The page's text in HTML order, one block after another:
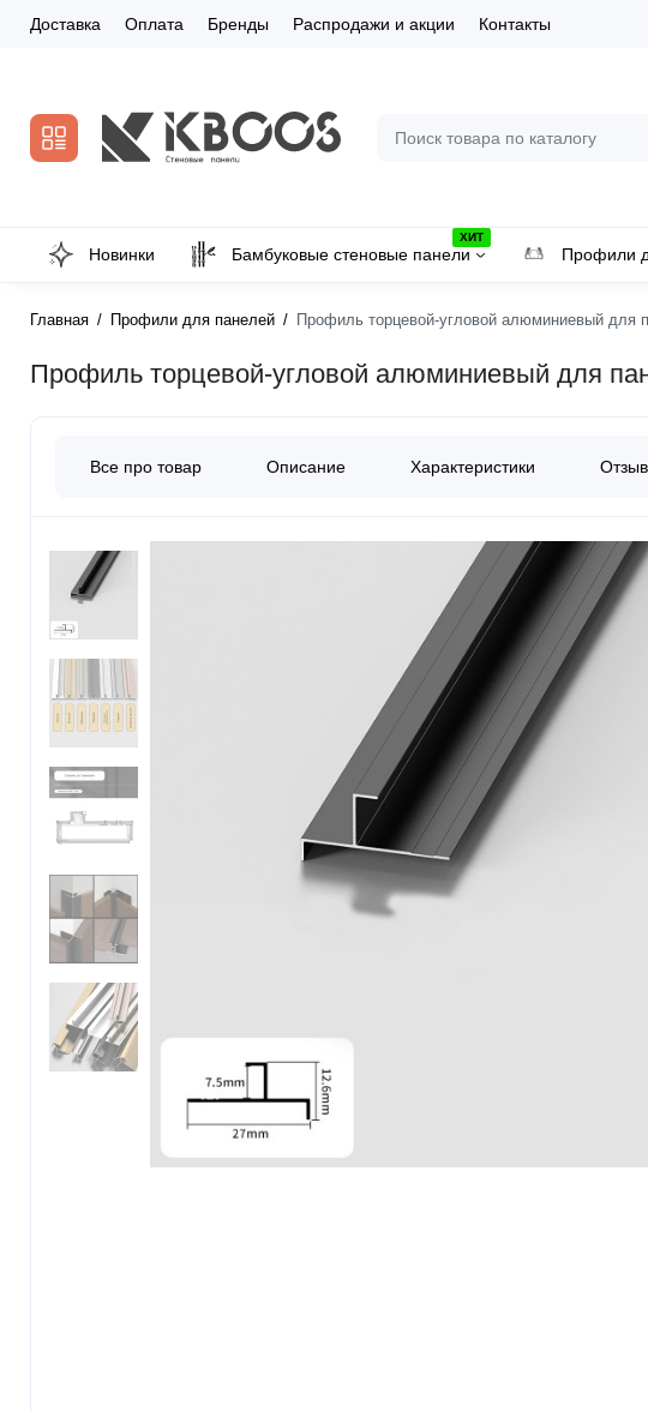
Доставка Оплата Бренды Распродажи и акции Контакты
Новинки
ХИТ
Бамбуковые стеновые панели Профили
Главная Профили для панелей Профиль торцевой-угловой алюминиевый для
Профиль торцевой-угловой алюминиевый для
Все про товар Описание Характеристики